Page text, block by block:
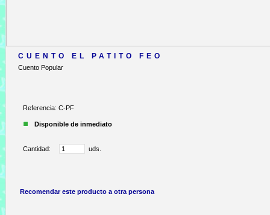
CUENTO EL PATITO FEO
Cuento Popular
Referencia: C-PF
Disponible de inmediato
Cantidad: uds.
Recomendar este producto a otra persona